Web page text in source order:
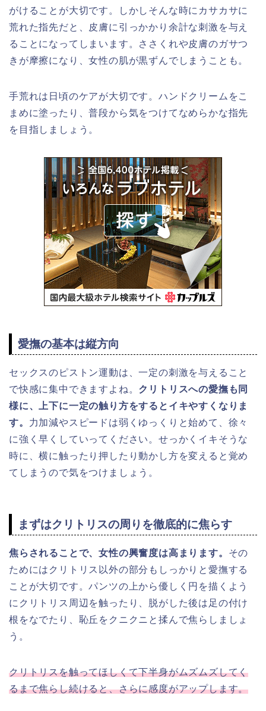
がけることが大切です。しかしそんな時にカサカサに
荒れた指先だと、皮膚に引っかかり余計な刺激を与え
ることになってしまいます。ささくれや皮膚のガサつ
きが摩擦になり、女性の肌が黒ずんでしまうことも。
手荒れは日頃のケアが大切です。ハンドクリームをこ
まめに塗ったり、普段から気をつけてなめらかな指先
を目指しましょう。
愛撫の基本は縦方向
セックスのピストン運動は、一定の刺激を与えること
で快感に集中できますよね。 クリトリスへの愛撫も同
様に、上下に一定の触り方をするとイキやすくなりま
す。 力加減やスピードは弱くゆっくりと始めて、徐々
に強く早くしていってください。せっかくイキそうな
時に、横に触ったり押したり動かし方を変えると覚め
てしまうので気をつけましょう。
まずはクリトリスの周りを徹底的に焦らす
焦らされることで、女性の興奮度は高まります。 その
ためにはクリトリス以外の部分もしっかりと愛撫する
ことが大切です。パンツの上から優しく円を描くよう
にクリトリス周辺を触ったり、脱がした後は足の付け
根をなでたり、恥丘をクニクニと揉んで焦らしましょ
う。
クリトリスを触ってほしくて下半身がムズムズしてく
るまで焦らし続けると、さらに感度がアップします。